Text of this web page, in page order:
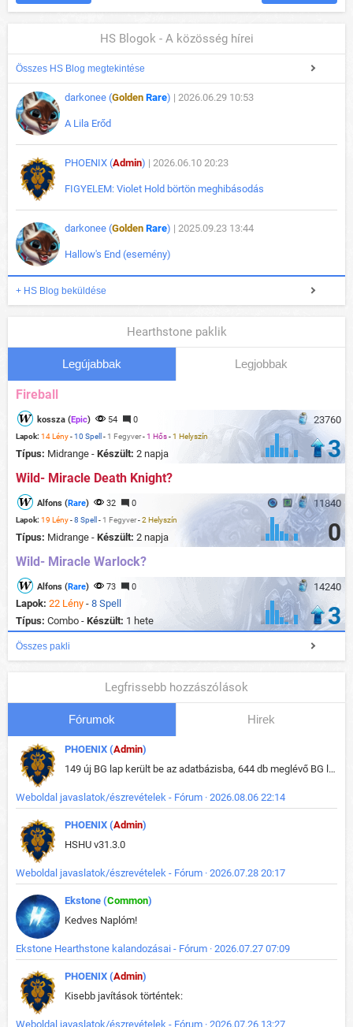
HS Blogok - A közösség hírei
Összes HS Blog megtekintése
darkonee (Golden Rare) | 2026.06.29 10:53
A Lila Erőd
PHOENIX (Admin) | 2026.06.10 20:23
FIGYELEM: Violet Hold börtön meghibásodás
darkonee (Golden Rare) | 2025.09.23 13:44
Hallow's End (esemény)
+ HS Blog beküldése
Hearthstone paklik
Legújabbak Legjobbak
Fireball
23760
kossza (Epic) 54 0
Lapok: 14 Lény-10 Spell - 1 Fegyver-1 Hős-1 Helyszín
Típus: Midrange - Készült: 2 napja 3
Wild- Miracle Death Knight?
11840
Alfons (Rare) 32 0
Lapok: 19 Lény-8 Spell - 1 Fegyver-2 Helyszín
Típus: Midrange - Készült: 2 napja 0
Wild- Miracle Warlock?
14240
Alfons (Rare) 73 0
Lapok: 22 Lény - 8 Spell
Típus: Combo - Készült: 1 hete 3
Összes pakli
Legfrissebb hozzászólások
Fórumok Hirek
PHOENIX (Admin)
149 új BG lap került be az adatbázisba, 644 db meglévő BG lap módosult, bekerültek az új képek a megváltozott lapokhoz is.
Weboldal javaslatok/észrevételek - Fórum · 2026.08.06 22:14
PHOENIX (Admin)
HSHU v31.3.0
Weboldal javaslatok/észrevételek - Fórum · 2026.07.28 20:17
Ekstone (Common)
Kedves Naplóm!
Ekstone Hearthstone kalandozásai - Fórum · 2026.07.27 07:09
PHOENIX (Admin)
Kisebb javítások történtek:
Weboldal javaslatok/észrevételek - Fórum · 2026.07.26 13:27